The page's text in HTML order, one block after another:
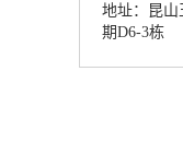
地址：昆山
期D6-3栋